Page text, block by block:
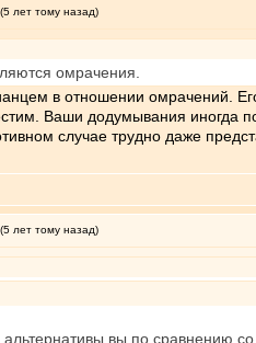
лет тому назад)
омрачения.
в отношении омрачений.
Ваши додумывания иногда
случае трудно даже
лет тому назад)
вы по сравнению